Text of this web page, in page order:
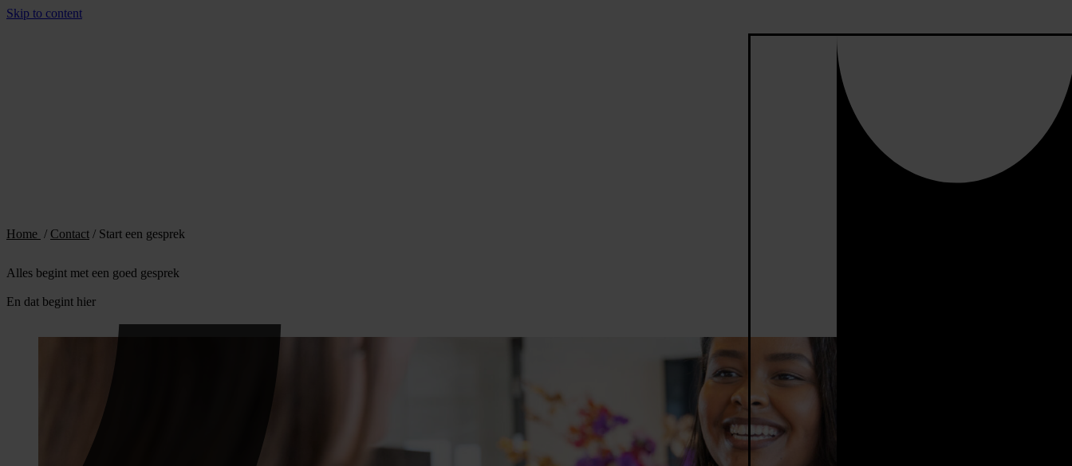
Skip to content
Home / Contact / Start een gesprek
Alles begint met een goed gesprek
En dat begint hier
Een nieuwe opdracht
Wij kennen de overheidsopdrachtgevers die anderen niet bereiken.